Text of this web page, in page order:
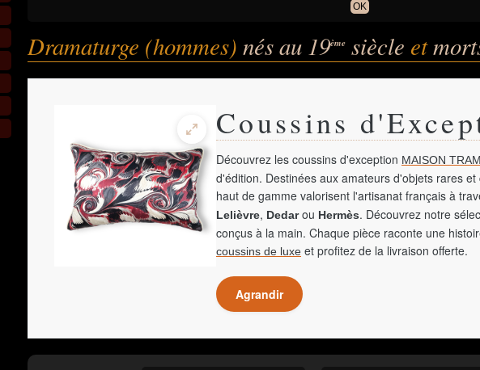
OK
Dramaturge (hommes) nés au 19ème siècle et
Coussins
Découvrez les coussins d'exception MAISON
d'édition. Destinées aux amateurs d'objets rares
haut de gamme valorisent l'artisanat français à
Lelièvre, Dedarou Hermès. Découvrez notre
conçus à la main. Chaque pièce raconte une
coussins de luxe et profitez de la livraison offerte.
Agrandir